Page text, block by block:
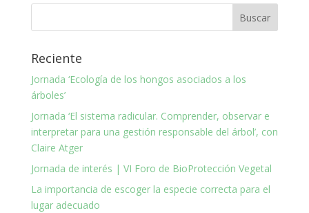
Reciente
Jornada ‘Ecología de los hongos asociados a los
árboles’
Jornada ‘El sistema radicular. Comprender, observar e
interpretar para una gestión responsable del árbol’, con
Claire Atger
Jornada de interés | VI Foro de BioProtección Vegetal
La importancia de escoger la especie correcta para el
lugar adecuado